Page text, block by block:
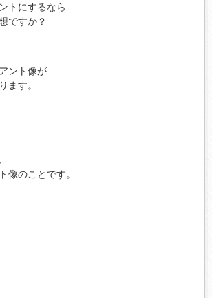
トにするなら
ですか？
ント像が
ます。
像のことです。